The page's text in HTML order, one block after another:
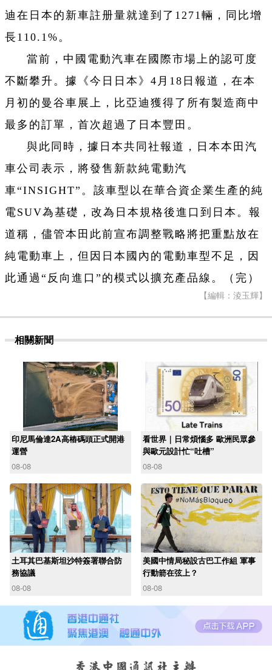
迪在日本的新車註册量就達到了1271輛，同比增
長110.1%。
當前，中國電動汽車在國際市場上的認可度
不斷攀升。據《今日日本》4月18日報道，在本
月初的曼谷車展上，比亞迪獲得了所有製造商中
最多的訂單，首次超過了日本豐田。
與此同時，據日本共同社報道，日本本田汽
車公司表示，將發售新款純電動汽
車“INSIGHT”。該車型以在華合資企業生產的純
電SUV為基礎，改為日本規格後進口到日本。報
道稱，儘管本田此前宣布調整戰略將把重點放在
純電動車上，但因日本國內的電動車型不足，因
此通過“反向進口”的模式以擴充產品線。（完）
【編輯：淩玉輝】
相關新聞
印尼馬倫達2A高樁碼頭正式開港
運營
08-08
看世界｜日常煩惱多 歐洲民眾參
與歐元設計忙“吐槽”
08-08
土耳其巴基斯坦沙特簽署聯合防
務協議
08-08
美國中情局秘設古巴工作組 軍事
行動箭在弦上？
08-08